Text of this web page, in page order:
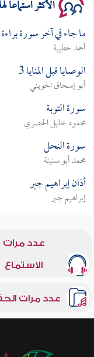
الأكثر استماعا
ما جاء في آخر سورة
أحمد حطيبة
الوصايا قبل المنايا 3
أبو إسحاق الحويني
سورة التوبة
محمود خليل الحصري
سورة النحل
محمد أبو سنينة
أذان إبراهيم جبر
إبراهيم جبر
عدد مرات
الاستماع
عدد مرات